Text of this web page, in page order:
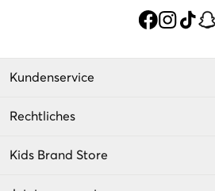
Kundenservice
Rechtliches
Kids Brand Store